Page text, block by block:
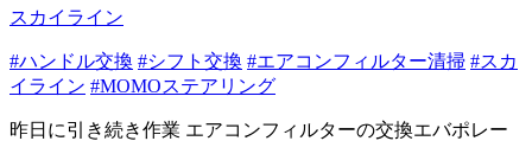
スカイライン
#ハンドル交換 #シフト交換 #エアコンフィルター清掃 #スカ
イライン #MOMOステアリング
昨日に引き続き作業 エアコンフィルターの交換エバポレー